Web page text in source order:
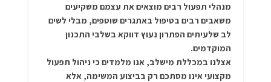
מנהלי תפעול רבים מוצאים את עצמם משקיעים
משאבים רבים בטיפול באתגרים שוטפים, מבלי לשים
לב שלעיתים הפתרון נעוץ דווקא בשלבי התכנון
המוקדמים.
אצלנו במכללת מישלב, אנו מלמדים כי ניהול תפעול
מקצועי אינו מסתכם רק בביצוע המשימה, אלא